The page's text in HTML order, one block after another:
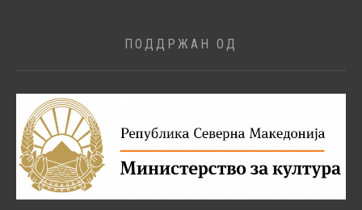
ПОДДРЖАН ОД